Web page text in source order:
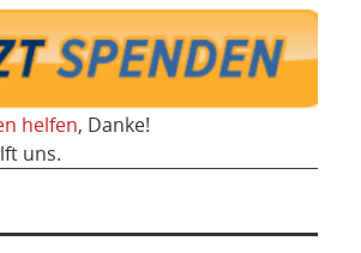
helfen, Danke!
uns.